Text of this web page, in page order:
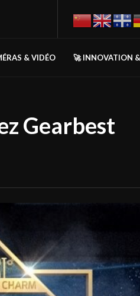
& VIDÉO 🚀 INNOVATION
Gearbest